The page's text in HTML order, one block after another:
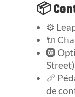
📦
⚙️
🔌
🛞
📏
de